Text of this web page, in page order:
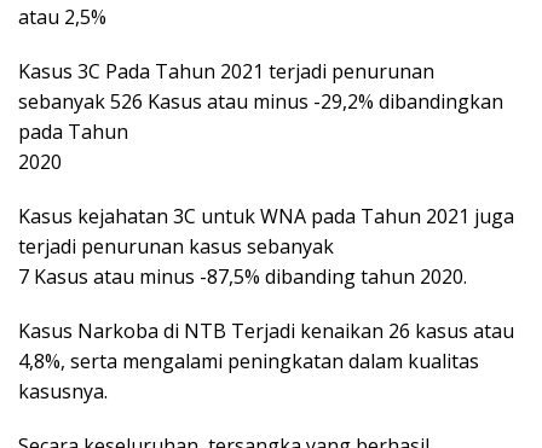
atau 2,5%
Kasus 3C Pada Tahun 2021 terjadi penurunan
sebanyak 526 Kasus atau minus -29,2% dibandingkan
pada Tahun
2020
Kasus kejahatan 3C untuk WNA pada Tahun 2021 juga
terjadi penurunan kasus sebanyak
7 Kasus atau minus -87,5% dibanding tahun 2020.
Kasus Narkoba di NTB Terjadi kenaikan 26 kasus atau
4,8%, serta mengalami peningkatan dalam kualitas
kasusnya.